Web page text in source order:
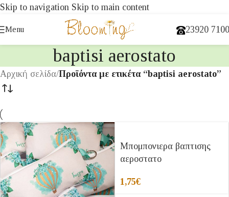
Skip to navigation Skip to main content
Menu 23920
baptisi aerostato
Αρχική σελίδα/Προϊόντα με ετικέτα “baptisi aerostato”
Μπομπονιερα βαπτισης
αεροστατο
1,75€